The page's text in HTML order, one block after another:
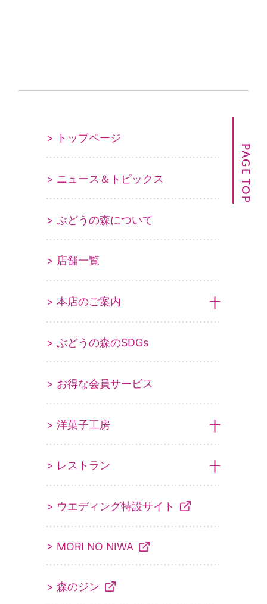
PAGE TOP
> トップページ
> ニュース＆トピックス
> ぶどうの森について
> 店舗一覧
> 本店のご案内
> ぶどうの森のSDGs
> お得な会員サービス
> 洋菓子工房
> レストラン
> ウエディング特設サイト
> MORI NO NIWA
> 森のジン